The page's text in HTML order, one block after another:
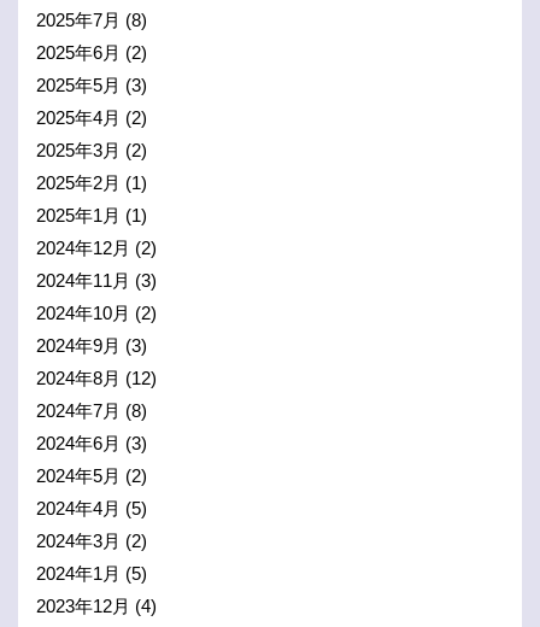
2025年7月 (8)
2025年6月 (2)
2025年5月 (3)
2025年4月 (2)
2025年3月 (2)
2025年2月 (1)
2025年1月 (1)
2024年12月 (2)
2024年11月 (3)
2024年10月 (2)
2024年9月 (3)
2024年8月 (12)
2024年7月 (8)
2024年6月 (3)
2024年5月 (2)
2024年4月 (5)
2024年3月 (2)
2024年1月 (5)
2023年12月 (4)